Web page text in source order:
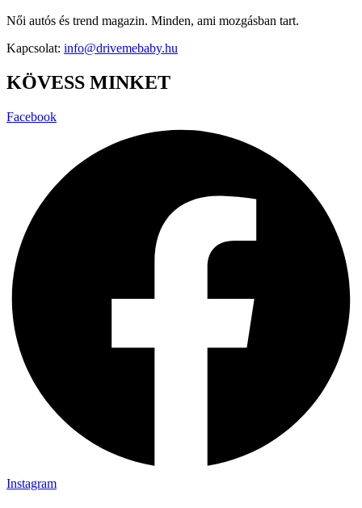
Női autós és trend magazin. Minden, ami mozgásban tart.
Kapcsolat: info@drivemebaby.hu
KÖVESS MINKET
Facebook
Instagram